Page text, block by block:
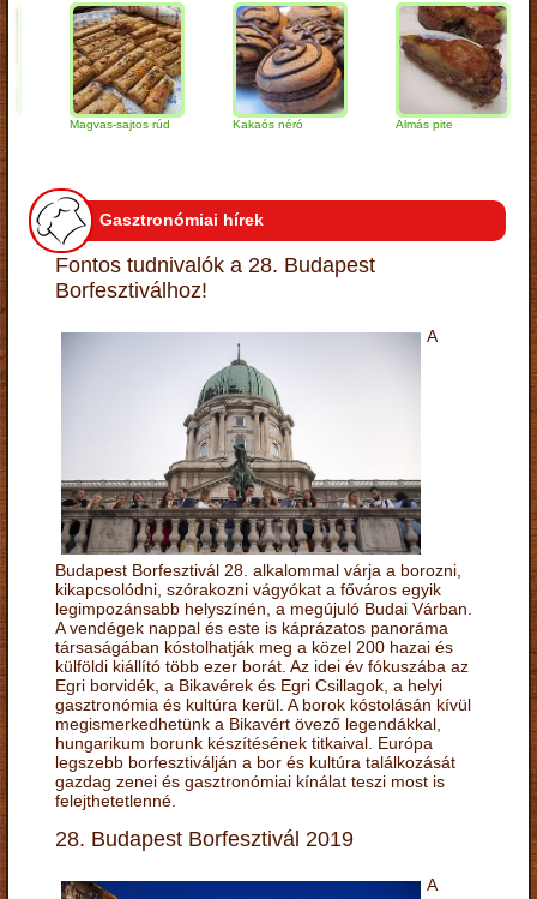
Magvas-sajtos rúd Kakaós néró Almás pite
Gasztronómiai hírek
Fontos tudnivalók a 28. Budapest
Borfesztiválhoz!
A
Budapest Borfesztivál 28. alkalommal várja a borozni,
kikapcsolódni, szórakozni vágyókat a főváros egyik
legimpozánsabb helyszínén, a megújuló Budai Várban.
A vendégek nappal és este is káprázatos panoráma
társaságában kóstolhatják meg a közel 200 hazai és
külföldi kiállító több ezer borát. Az idei év fókuszába az
Egri borvidék, a Bikavérek és Egri Csillagok, a helyi
gasztronómia és kultúra kerül. A borok kóstolásán kívül
megismerkedhetünk a Bikavért övező legendákkal,
hungarikum borunk készítésének titkaival. Európa
legszebb borfesztiválján a bor és kultúra találkozását
gazdag zenei és gasztronómiai kínálat teszi most is
felejthetetlenné.
28. Budapest Borfesztivál 2019
A